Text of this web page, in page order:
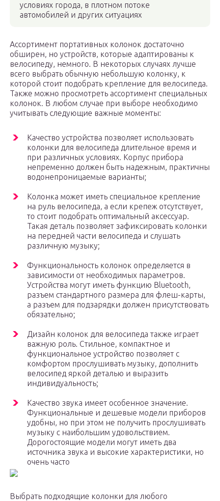
условиях города, в плотном потоке
автомобилей и других ситуациях
Ассортимент портативных колонок достаточно
обширен, но устройств, которые адаптированы к
велосипеду, немного. В некоторых случаях лучше
всего выбрать обычную небольшую колонку, к
которой стоит подобрать крепление для велосипеда.
Также можно просмотреть ассортимент специальных
колонок. В любом случае при выборе необходимо
учитывать следующие важные моменты:
Качество устройства позволяет использовать
колонки для велосипеда длительное время и
при различных условиях. Корпус прибора
непременно должен быть надежным, практичны
водонепроницаемые варианты;
Колонка может иметь специальное крепление
на руль велосипеда, а если крепеж отсутствует,
то стоит подобрать оптимальный аксессуар.
Такая деталь позволяет зафиксировать колонки
на передней части велосипеда и слушать
различную музыку;
Функциональность колонок определяется в
зависимости от необходимых параметров.
Устройства могут иметь функцию Bluetooth,
разъем стандартного размера для флеш-карты,
а разъем для подзарядки должен присутствовать
обязательно;
Дизайн колонок для велосипеда также играет
важную роль. Стильное, компактное и
функциональное устройство позволяет с
комфортом прослушивать музыку, дополнить
велосипед яркой деталью и выразить
индивидуальность;
Качество звука имеет особенное значение.
Функциональные и дешевые модели приборов
удобны, но при этом не получить прослушивать
музыку с наибольшим удовольствием.
Дорогостоящие модели могут иметь два
источника звука и высокие характеристики, но
очень часто
Выбрать подходящие колонки для любого